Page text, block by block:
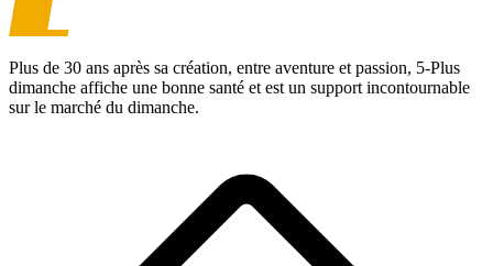
Plus de 30 ans après sa création, entre aventure et passion, 5-Plus
dimanche affiche une bonne santé et est un support incontournable
sur le marché du dimanche.